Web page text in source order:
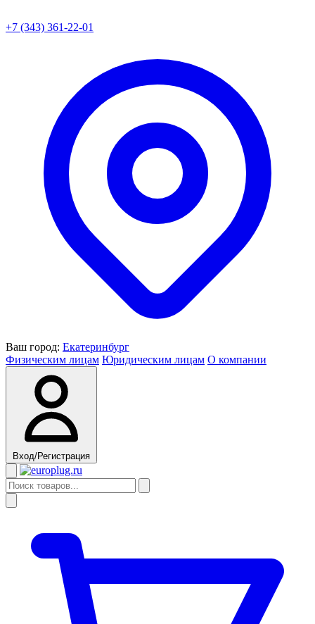
+7 (343) 361-22-01
Ваш город: Екатеринбург
Физическим лицам Юридическим лицам О компании
Вход/Регистрация